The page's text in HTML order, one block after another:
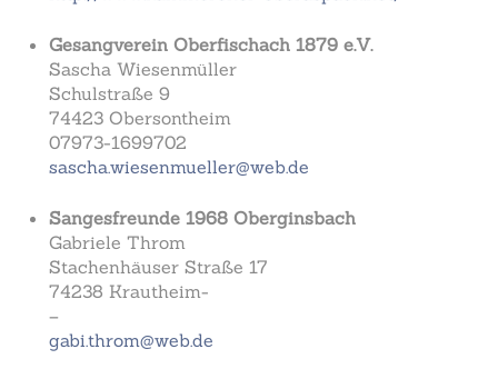
Gesangverein Oberfischach 1879 e.V.
Sascha Wiesenmüller
Schulstraße 9
74423 Obersontheim
07973-1699702
sascha.wiesenmueller@web.de
Sangesfreunde 1968 Oberginsbach
Gabriele Throm
Stachenhäuser Straße 17
74238 Krautheim-
–
gabi.throm@web.de